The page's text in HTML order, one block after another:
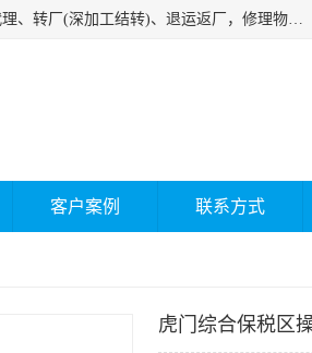
深圳市嘉盛行供应链有限公司 业务范围包括国际中转、一般贸易进出口代理、货运代理、转厂(深加工结转)、退运返厂，修理物品、直接退运、简单加工、更换包装、食品化妆品贴标进口、通关保税仓储，保税生产加工，香港仓库、中港运输专拼货运等服务
客户案例 联系方式
虎门综合保税区